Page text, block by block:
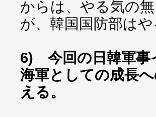
からは、やる気の
が、韓国国防部は
6) 今回の日韓軍事
海軍としての成長
える。